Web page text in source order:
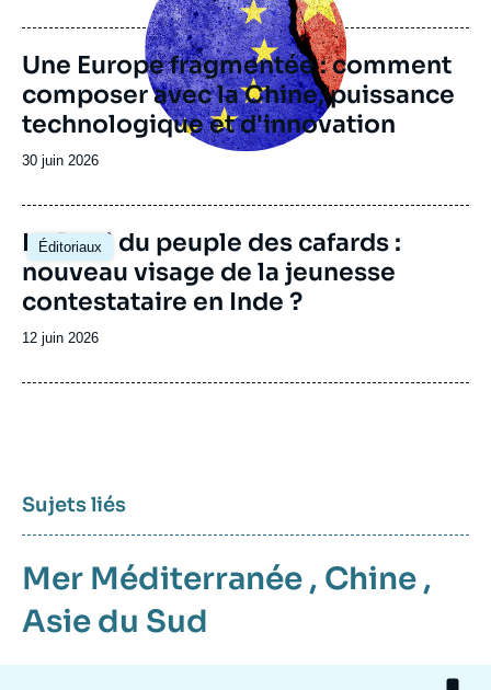
publication
Une Europe fragmentée : comment
composer avec la Chine, puissance
technologique et d'innovation
Date
publication
30 juin 2026
Éditoriaux
Image
principale
Le Parti du peuple des cafards :
nouveau visage de la jeunesse
contestataire en Inde ?
Date
publication
12 juin 2026
Sujets liés
Mer Méditerranée , Chine ,
Asie du Sud